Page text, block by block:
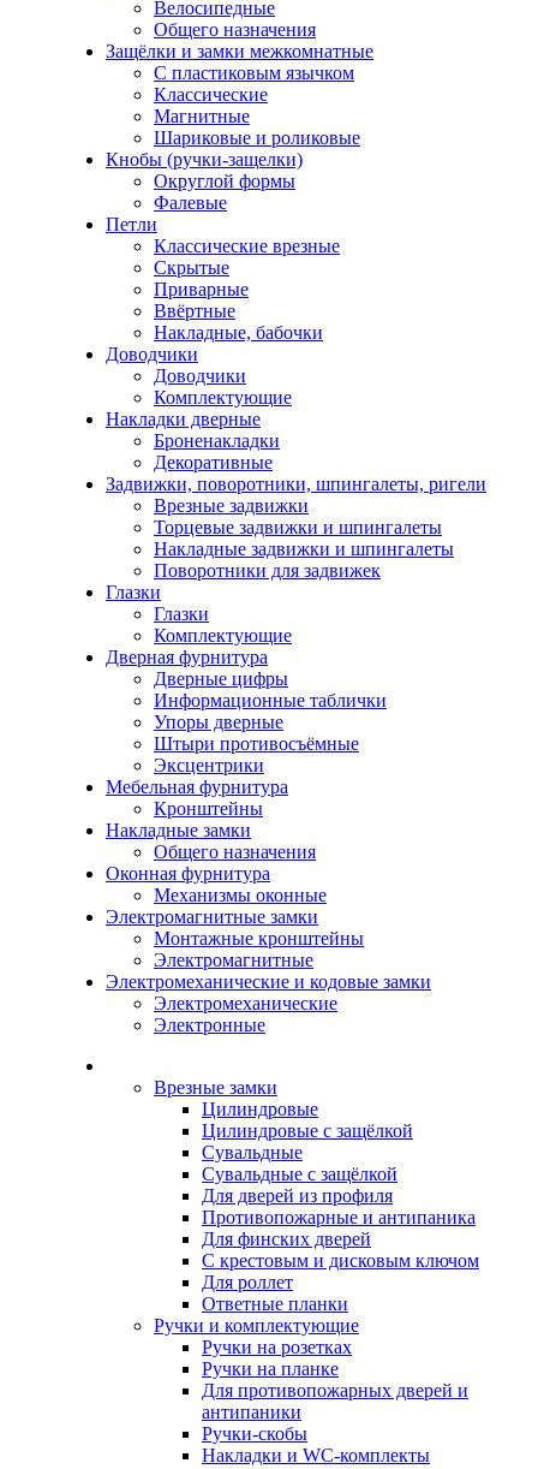
Велосипедные
Общего назначения
Защёлки и замки межкомнатные
С пластиковым язычком
Классические
Магнитные
Шариковые и роликовые
Кнобы (ручки-защелки)
Округлой формы
Фалевые
Петли
Классические врезные
Скрытые
Приварные
Ввёртные
Накладные, бабочки
Доводчики
Доводчики
Комплектующие
Накладки дверные
Броненакладки
Декоративные
Задвижки, поворотники, шпингалеты, ригели
Врезные задвижки
Торцевые задвижки и шпингалеты
Накладные задвижки и шпингалеты
Поворотники для задвижек
Глазки
Глазки
Комплектующие
Дверная фурнитура
Дверные цифры
Информационные таблички
Упоры дверные
Штыри противосъёмные
Эксцентрики
Мебельная фурнитура
Кронштейны
Накладные замки
Общего назначения
Оконная фурнитура
Механизмы оконные
Электромагнитные замки
Монтажные кронштейны
Электромагнитные
Электромеханические и кодовые замки
Электромеханические
Электронные
Врезные замки
Цилиндровые
Цилиндровые с защёлкой
Сувальдные
Сувальдные с защёлкой
Для дверей из профиля
Противопожарные и антипаника
Для финских дверей
С крестовым и дисковым ключом
Для роллет
Ответные планки
Ручки и комплектующие
Ручки на розетках
Ручки на планке
Для противопожарных дверей и
антипаники
Ручки-скобы
Накладки и WC-комплекты